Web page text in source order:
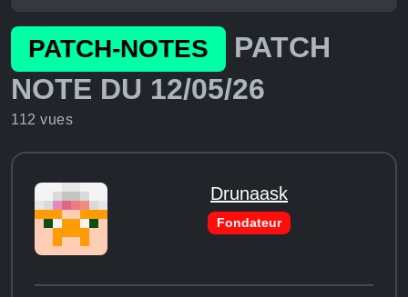
PATCH-NOTES
PATCH
NOTE DU 12/05/26
112 vues
Drunaask
Fondateur